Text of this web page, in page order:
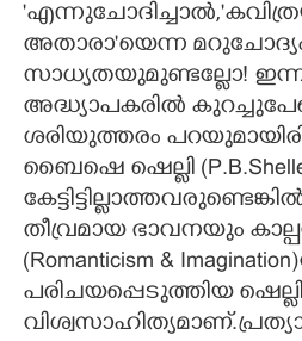
അതാരാ"യെന്ന
സാധ്യതയുമുണ്ടല്ലോ!
അദ്ധ്യാപകരിൽ
ശരിയുത്തരം
ബൈഷെ ഷെല്ലി
തീവ്രമായ ഭാവനയും
(Romanticism &
പരിചയപ്പെടുത്തിയ